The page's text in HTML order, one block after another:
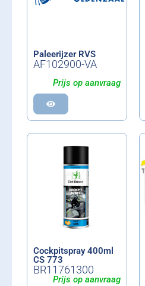
Paleerijzer RVS
AF102900-VA
Prijs op aanvraag
Cockpitspray 400ml
CS 773
BR11761300
Prijs op aanvraag